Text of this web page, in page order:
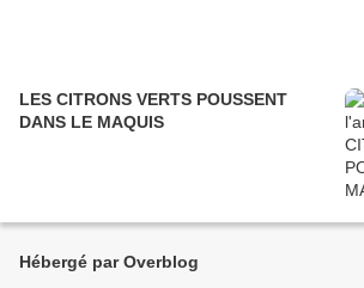
LES CITRONS VERTS POUSSENT
DANS LE MAQUIS
Hébergé par Overblog